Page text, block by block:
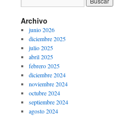
Archivo
junio 2026
diciembre 2025
julio 2025
abril 2025
febrero 2025
diciembre 2024
noviembre 2024
octubre 2024
septiembre 2024
agosto 2024